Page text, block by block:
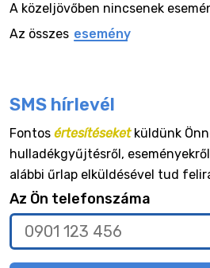
A közeljövőben nincsenek
Az összes esemény
SMS hírlevél
Fontos értesítéseketküldünk
hulladékgyűjtésről,
alábbi űrlap elküldésével tud
Az Ön telefonszáma